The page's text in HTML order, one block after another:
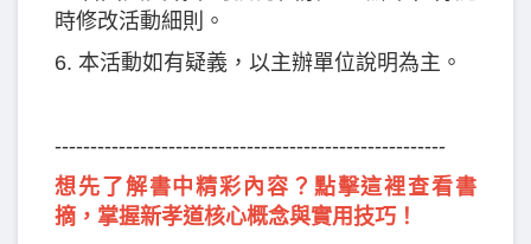
時修改活動細則。
6. 本活動如有疑義，以主辦單位說明為主。
-------------------------------------------------------
想先了解書中精彩內容？點擊這裡查看書
摘，掌握新孝道核心概念與實用技巧！